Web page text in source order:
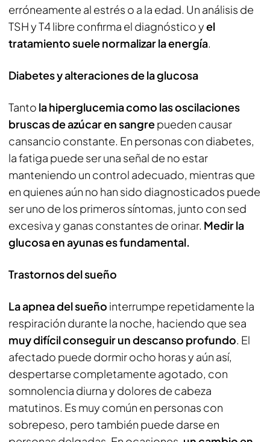
erróneamente al estrés o a la edad. Un análisis de
TSH y T4 libre confirma el diagnóstico yel
tratamiento suele normalizar la energía.
Diabetes y alteraciones de la glucosa
Tanto la hiperglucemia como las oscilaciones
bruscas de azúcar en sangrepueden causar
cansancio constante. En personas con diabetes,
la fatiga puede ser una señal de no estar
manteniendo un control adecuado, mientras que
en quienes aún no han sido diagnosticados puede
ser uno de los primeros síntomas, junto con sed
excesiva y ganas constantes de orinar. Medir la
glucosa en ayunas es fundamental.
Trastornos del sueño
La apnea del sueño interrumpe repetidamente la
respiración durante la noche, haciendo que sea
muy difícil conseguir un descanso profundo. El
afectado puede dormir ocho horas y aún así,
despertarse completamente agotado, con
somnolencia diurna y dolores de cabeza
matutinos. Es muy común en personas con
sobrepeso, pero también puede darse en